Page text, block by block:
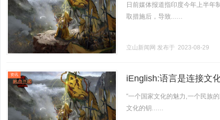
日前媒体报道指印度今年上半年
取措施后，导致......
立山新闻网 发布于 2023-08-29
资讯 iEnglish:语言是连接文
“一个国家文化的魅力,一个民族
文化的钥......